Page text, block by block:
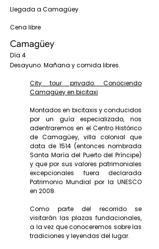
Llegada a Camagüey
Cena libre
Camagüey
Día 4
Desayuno. Mañana y comida libres.
City tour privado: Conociendo
Camagüey en bicitaxi
Montados en bicitaxis y conducidos
por un guía especializado, nos
adentraremos en el Centro Histórico
de Camagüey, villa colonial que
data de 1514 (entonces nombrada
Santa María del Puerto del Príncipe)
y que por sus valores patrimoniales
excepcionales fuera declarada
Patrimonio Mundial por la UNESCO
en 2008.
Como parte del recorrido se
visitarán las plazas fundacionales,
a la vez que conoceremos sobre las
tradiciones y leyendas del lugar.